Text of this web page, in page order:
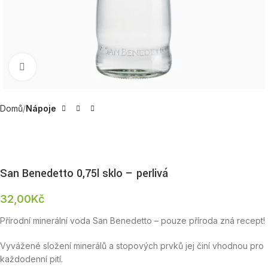
Zobrazit produktovou fotku
Domů Nápoje
San Benedetto 0,75l sklo – perlivá
32,00Kč
Přírodní minerální voda San Benedetto – pouze příroda zná recept!
Vyvážené složení minerálů a stopových prvků jej činí vhodnou pro
každodenní pití.